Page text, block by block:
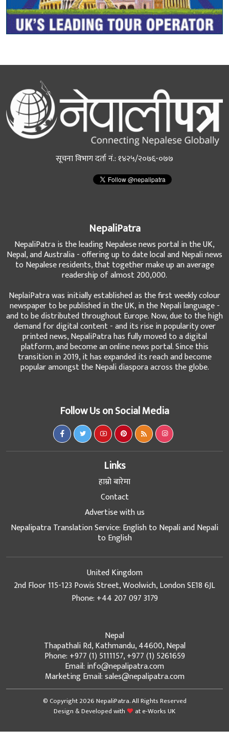
सूचना विभाग दर्ता नं.: १४२५/२०७६-०७७
NepaliPatra
NepaliPatra is the leading Nepalese news portal in the UK,
Nepal, and Australia - offering up to date local and Nepali news
to Nepalese residents, that together make up an average
readership of almost 200,000.
NeplaiPatra was initially established as the first weekly colour
newspaper to be published in the UK, in the Nepali language -
and to be distributed throughout Europe. Now, due to the high
demand for digital content - and its rise in popularity over
printed news, NepaliPatra has fully moved to a digital
platform, and become an online news portal. Since this
transition in 2019, it has expanded its reach and become
popular amongst the Nepali diaspora across the globe.
Follow Us on Social Media
Links
हाम्रो बारेमा
Contact
Advertise with us
Nepalipatra Translation Service: English to Nepali and Nepali
to English
United Kingdom
2nd Floor 115-123 Powis Street, Woolwich, London SE18 6JL
Phone: +44 207 097 3179
Nepal
Thapathali Rd, Kathmandu, 44600, Nepal
Phone: +977 (1) 5111157, +977 (1) 5261659
Email: info@nepalipatra.com
Marketing Email: sales@nepalipatra.com
© Copyright 2026 NepaliPatra. All Rights Reserved
Design & Developed with
ate-Works UK